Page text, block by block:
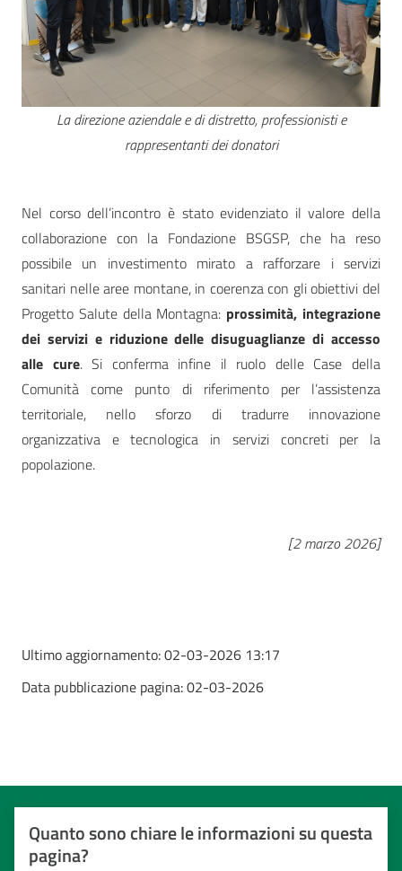
La direzione aziendale e di distretto, professionisti e
rappresentanti dei donatori
Nel corso dell’incontro è stato evidenziato il valore della
collaborazione con la Fondazione BSGSP, che ha reso
possibile un investimento mirato a rafforzare i servizi
sanitari nelle aree montane, in coerenza con gli obiettivi del
Progetto Salute della Montagna: prossimità, integrazione
dei servizi e riduzione delle disuguaglianze di accesso
alle cure. Si conferma infine il ruolo delle Case della
Comunità come punto di riferimento per l’assistenza
territoriale, nello sforzo di tradurre innovazione
organizzativa e tecnologica in servizi concreti per la
popolazione.
[2 marzo 2026]
Ultimo aggiornamento:02-03-2026 13:17
Data pubblicazione pagina:02-03-2026
Quanto sono chiare le informazioni su questa
pagina?